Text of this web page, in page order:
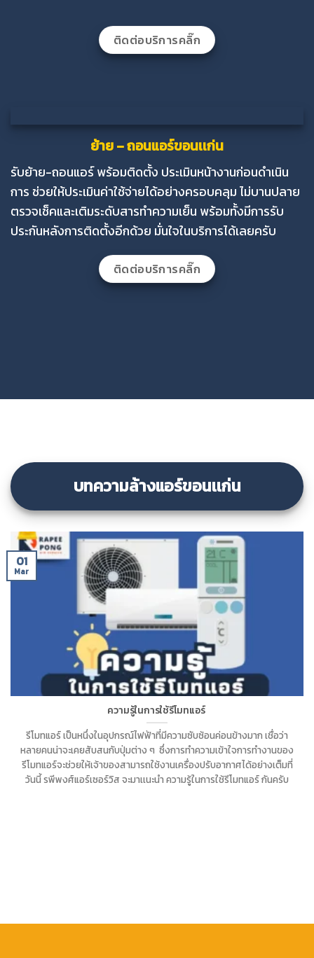
ติดต่อบริการคลิ๊ก
ย้าย – ถอนแอร์ขอนเเก่น
รับย้าย-ถอนแอร์ พร้อมติดตั้ง ประเมินหน้างานก่อนดำเนิน
การ ช่วยให้ประเมินค่าใช้จ่ายได้อย่างครอบคลุม ไม่บานปลาย
ตรวจเช็คและเติมระดับสารทำความเย็น พร้อมทั้งมีการรับ
ประกันหลังการติดตั้งอีกด้วย มั่นใจในบริการได้เลยครับ
ติดต่อบริการคลิ๊ก
บทความล้างแอร์ขอนเเก่น
ความรู้ในการใช้รีโมทแอร์
รีโมทแอร์ เป็นหนึ่งในอุปกรณ์ไฟฟ้าที่มีความซับซ้อนค่อนข้างมาก เชื่อว่า
หลายคนน่าจะเคยสับสนกับปุ่มต่าง ๆ ซึ่งการทำความเข้าใจการทำงานของ
รีโมทแอร์จะช่วยให้เจ้าของสามารถใช้งานเครื่องปรับอากาศได้อย่างเต็มที่
วันนี้ รพีพงศ์แอร์เซอร์วิส จะมาเเนะนำ ความรู้ในการใช้รีโมทแอร์ กันครับ
01
Mar